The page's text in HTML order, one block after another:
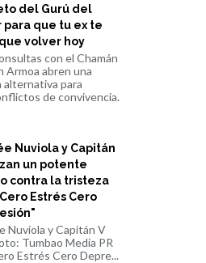
del Gurú del
para que tu ex te
volver hoy
con el Chamán
Armoa abren una
alternativa para
de convivencia.
Nuviola y Capitán
un potente
contra la tristeza
Estrés Cero
Nuviola y Capitán V
Tumbao Media PR
Estrés Cero Depre...